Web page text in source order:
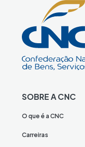
SOBRE A CNC
O que é a CNC
Carreiras